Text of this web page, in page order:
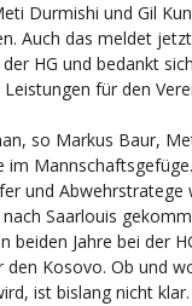
Durmishi und Gil
Auch das meldet
HG und bedankt
für den
so Markus Baur,
im
und Abwehrstratege
Saarlouis
beiden Jahre bei der
den Kosovo. Ob und
ist bislang nicht